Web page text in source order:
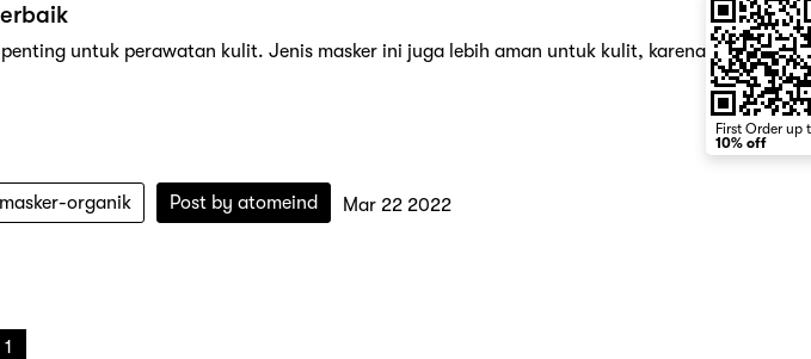
untuk perawatan kulit. Jenis masker ini juga lebih aman untuk kulit, karena
masker-organik Post by atomeind Mar 22 2022
1
First Order up
10% off